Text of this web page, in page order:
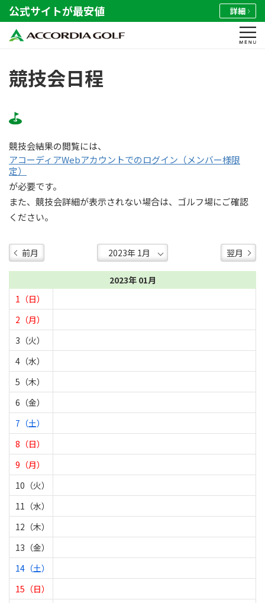
公式サイトが最安値 詳細
競技会日程
競技会結果の閲覧には、
アコーディアWebアカウントでのログイン（メンバー様限
定）
が必要です。
また、競技会詳細が表示されない場合は、ゴルフ場にご確認
ください。
前月 翌月
2023年 01月
1（日）
2（月）
3（火）
4（水）
5（木）
6（金）
7（土）
8（日）
9（月）
10（火）
11（水）
12（木）
13（金）
14（土）
15（日）